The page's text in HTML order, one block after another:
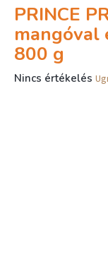
PRINCE
mangóval
800 g
A
Nincs értékelés